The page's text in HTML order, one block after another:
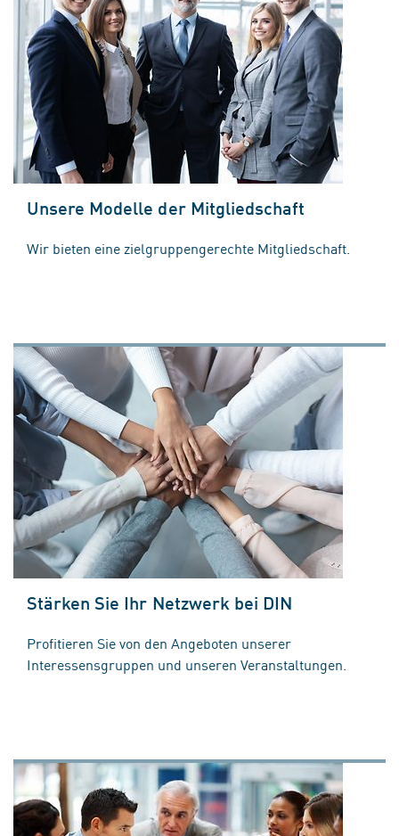
Unsere Modelle der Mitgliedschaft
Wir bieten eine zielgruppengerechte Mitgliedschaft.
Stärken Sie Ihr Netzwerk bei DIN
Profitieren Sie von den Angeboten unserer
Interessensgruppen und unseren Veranstaltungen.